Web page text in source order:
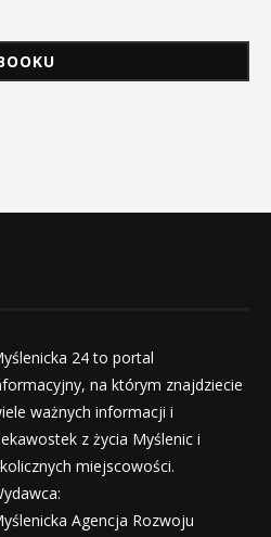
24 to portal
na którym znajdziecie
ważnych informacji i
z życia Myślenic i
miejscowości.
Agencja Rozwoju